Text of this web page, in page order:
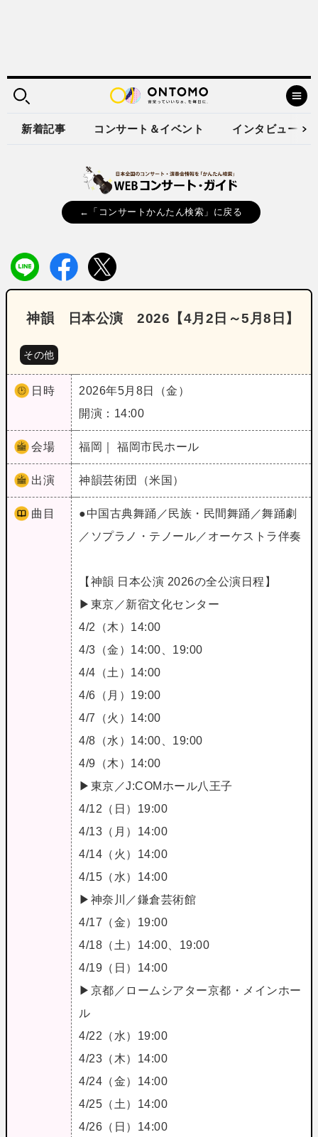
新着記事 コンサート＆イベント インタビュー
←「コンサートかんたん検索」に戻る
神韻 日本公演 2026【4月2日～5月8日】
その他
日時
2026年5月8日（金）
開演：14:00
会場 福岡｜ 福岡市民ホール
出演 神韻芸術団（米国）
曲目
●中国古典舞踊／民族・民間舞踊／舞踊劇
／ソプラノ・テノール／オーケストラ伴奏
【神韻 日本公演 2026の全公演日程】
▶東京／新宿文化センター
4/2（木）14:00
4/3（金）14:00、19:00
4/4（土）14:00
4/6（月）19:00
4/7（火）14:00
4/8（水）14:00、19:00
4/9（木）14:00
▶東京／J:COMホール八王子
4/12（日）19:00
4/13（月）14:00
4/14（火）14:00
4/15（水）14:00
▶神奈川／鎌倉芸術館
4/17（金）19:00
4/18（土）14:00、19:00
4/19（日）14:00
▶京都／ロームシアター京都・メインホー
ル
4/22（水）19:00
4/23（木）14:00
4/24（金）14:00
4/25（土）14:00
4/26（日）14:00